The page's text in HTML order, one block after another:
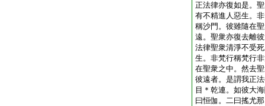
正法律亦復如是。
有不精進人惡生。
稱沙門。彼雖隨在
遠。聖衆亦復去離
法律聖衆清淨不受
生。非梵行稱梵行
在聖衆之中。然去
彼遠者。是謂我正
目＊乾連。如彼大
曰恒伽。二曰搖尤